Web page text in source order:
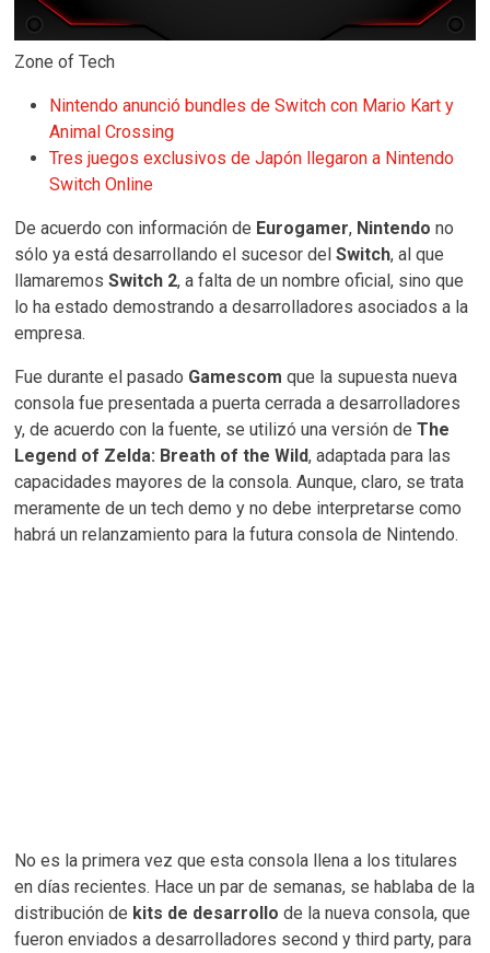
Zone of Tech
Nintendo anunció bundles de Switch con Mario Kart y
Animal Crossing
Tres juegos exclusivos de Japón llegaron a Nintendo
Switch Online
De acuerdo con información de Eurogamer, Nintendono
sólo ya está desarrollando el sucesor delSwitch, al que
llamaremosSwitch 2, a falta de un nombre oficial, sino que
lo ha estado demostrando a desarrolladores asociados a la
empresa.
Fue durante el pasado Gamescomque la supuesta nueva
consola fue presentada a puerta cerrada a desarrolladores
y, de acuerdo con la fuente, se utilizó una versión deThe
Legend of Zelda: Breath of the Wild, adaptada para las
capacidades mayores de la consola. Aunque, claro, se trata
meramente de un tech demo y no debe interpretarse como
habrá un relanzamiento para la futura consola de Nintendo.
No es la primera vez que esta consola llena a los titulares
en días recientes. Hace un par de semanas, se hablaba de la
distribución de kits de desarrollo de la nueva consola, que
fueron enviados a desarrolladores second y third party, para